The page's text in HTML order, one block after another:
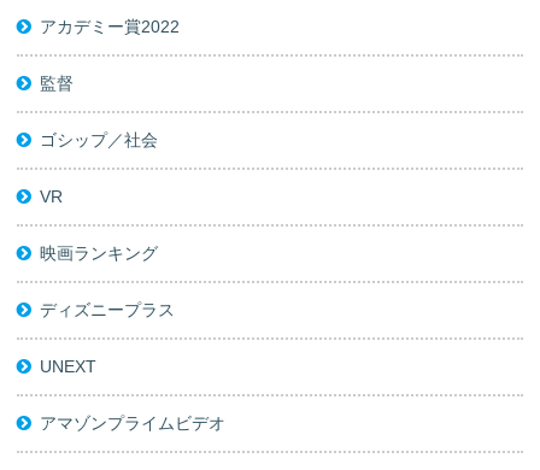
アカデミー賞2022
監督
ゴシップ／社会
VR
映画ランキング
ディズニープラス
UNEXT
アマゾンプライムビデオ